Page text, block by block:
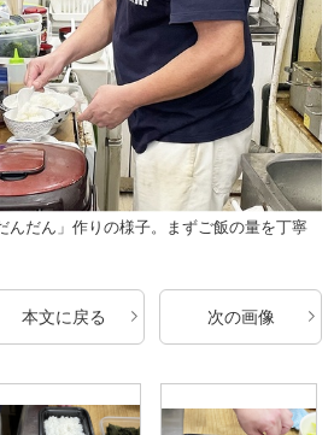
んだん」作りの様子。まずご飯の量を丁寧
本文に戻る 次の画像